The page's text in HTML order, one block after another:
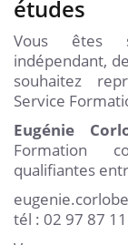
études
Vous êtes
indépendant,
souhaitez
Service
Eugénie
Formation
qualifiantes
tél : 02 97 87